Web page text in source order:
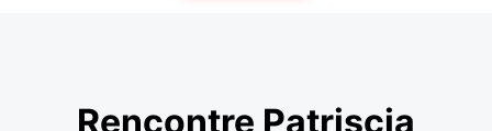
Rencontre Patriscia